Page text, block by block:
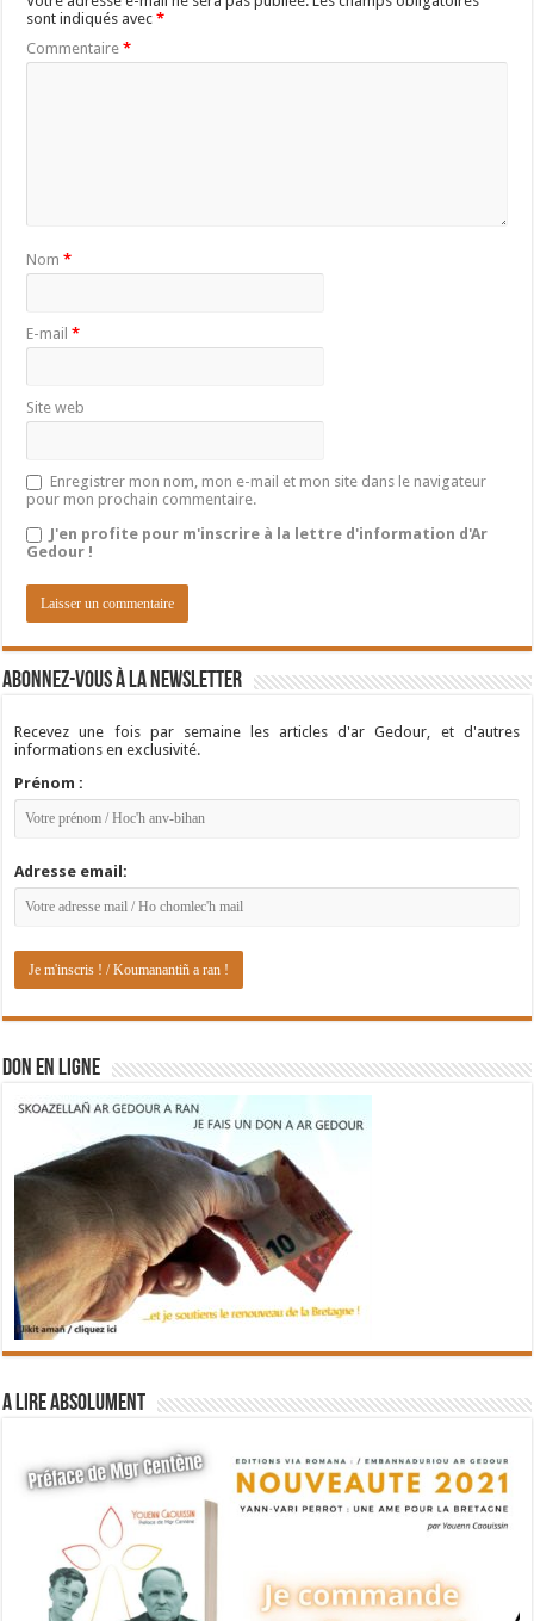
sont indiqués avec*
Commentaire*
Nom*
E-mail*
Site web
Enregistrer mon nom, mon e-mail et mon site dans le navigateur
pour mon prochain commentaire.
J'en profite pour m'inscrire à la lettre d'information d'Ar
Gedour !
Abonnez-vous à la newsletter
Recevez une fois par semaine les articles d'ar Gedour, et d'autres
informations en exclusivité.
Prénom :
Adresse email:
DON EN LIGNE
A lire absolument